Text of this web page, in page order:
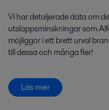
Vi har detaljerade data om
utsläppsminskningar som
möjliggör i ett brett urval
till dessa och många fler!
Läs mer